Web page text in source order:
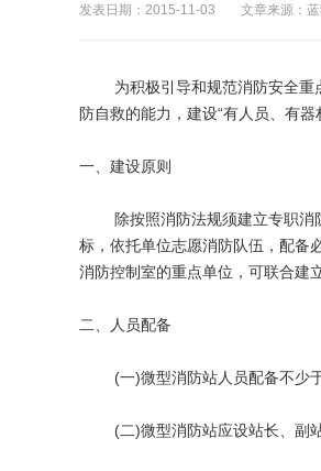
发表日期：2015-11-03 文章来源：
为积极引导和规范消防安全重点
防自救的能力，建设“有人员、有
一、建设原则
除按照消防法规须建立专职消防
标，依托单位志愿消防队伍，配备
消防控制室的重点单位，可联合建
二、人员配备
(一)微型消防站人员配备不少于
(二)微型消防站应设站长、副站